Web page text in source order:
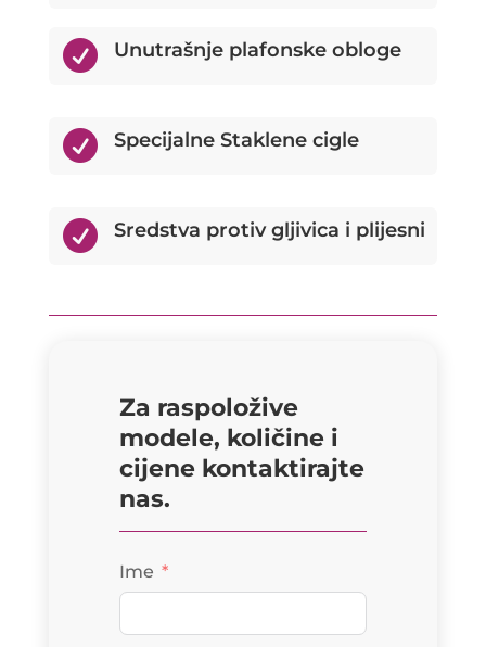
 Unutrašnje plafonske obloge
 Specijalne Staklene cigle
 Sredstva protiv gljivica i plijesni
Za raspoložive
modele, količine i
cijene kontaktirajte
nas.
Ime